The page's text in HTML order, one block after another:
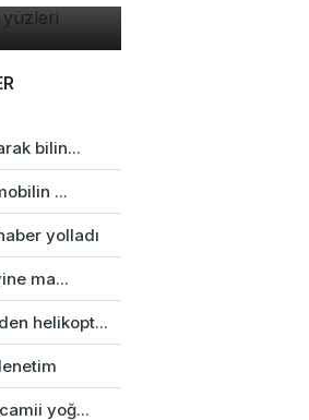
bilin...
...
yolladı
ma...
helikopt...
yoğ...